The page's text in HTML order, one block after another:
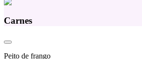
Carnes
Peito de frango